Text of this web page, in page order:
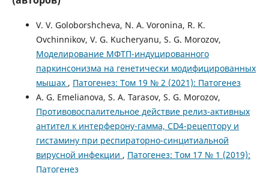
V. V. Goloborshcheva, N. A. Voronina, R. K.
Ovchinnikov, V. G. Kucheryanu, S. G. Morozov,
Моделирование МФТП-индуцированного
паркинсонизма на генетически модифицированных
мышах , Патогенез: Том 19 № 2 (2021): Патогенез
A. G. Emelianova, S. A. Tarasov, S. G. Morozov,
Противовоспалительное действие релиз-активных
антител к интерферону-гамма, CD4-рецептору и
гистамину при респираторно-синцитиальной
вирусной инфекции , Патогенез: Том 17 № 1 (2019):
Патогенез